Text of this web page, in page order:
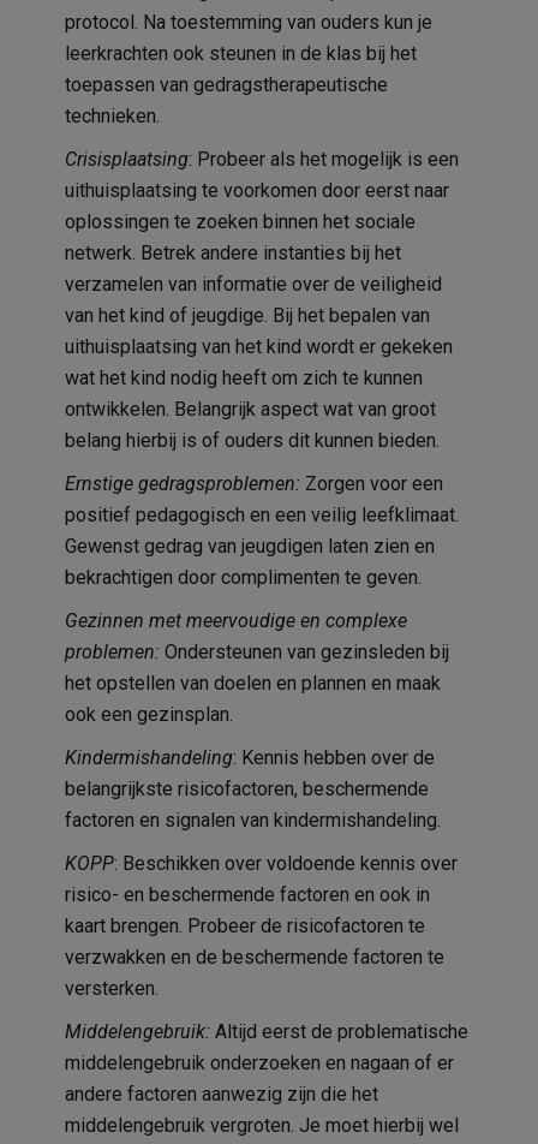
protocol. Na toestemming van ouders kun je
leerkrachten ook steunen in de klas bij het
toepassen van gedragstherapeutische
technieken.
Crisisplaatsing: Probeer als het mogelijk is een
uithuisplaatsing te voorkomen door eerst naar
oplossingen te zoeken binnen het sociale
netwerk. Betrek andere instanties bij het
verzamelen van informatie over de veiligheid
van het kind of jeugdige. Bij het bepalen van
uithuisplaatsing van het kind wordt er gekeken
wat het kind nodig heeft om zich te kunnen
ontwikkelen. Belangrijk aspect wat van groot
belang hierbij is of ouders dit kunnen bieden.
Ernstige gedragsproblemen: Zorgen voor een
positief pedagogisch en een veilig leefklimaat.
Gewenst gedrag van jeugdigen laten zien en
bekrachtigen door complimenten te geven.
Gezinnen met meervoudige en complexe
problemen: Ondersteunen van gezinsleden bij
het opstellen van doelen en plannen en maak
ook een gezinsplan.
Kindermishandeling: Kennis hebben over de
belangrijkste risicofactoren, beschermende
factoren en signalen van kindermishandeling.
KOPP: Beschikken over voldoende kennis over
risico- en beschermende factoren en ook in
kaart brengen. Probeer de risicofactoren te
verzwakken en de beschermende factoren te
versterken.
Middelengebruik: Altijd eerst de problematische
middelengebruik onderzoeken en nagaan of er
andere factoren aanwezig zijn die het
middelengebruik vergroten. Je moet hierbij wel